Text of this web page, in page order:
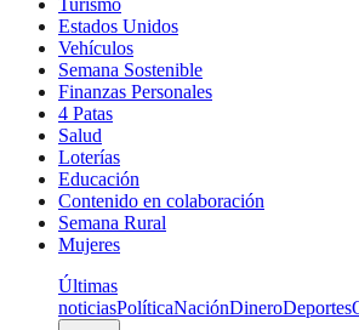
Estados Unidos
Vehículos
Semana Sostenible
Finanzas Personales
4 Patas
Salud
Loterías
Educación
Contenido en colaboración
Semana Rural
Mujeres
Últimas
noticiasPolíticaNaciónDineroDeportes